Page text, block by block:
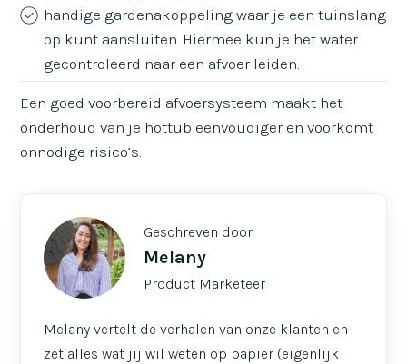
handige gardenakoppeling waar je een tuinslang
op kunt aansluiten. Hiermee kun je het water
gecontroleerd naar een afvoer leiden.
Een goed voorbereid afvoersysteem maakt het
onderhoud van je hottub eenvoudiger en voorkomt
onnodige risico’s.
Geschreven door
Melany
Product Marketeer
Melany vertelt de verhalen van onze klanten en
zet alles wat jij wil weten op papier (eigenlijk